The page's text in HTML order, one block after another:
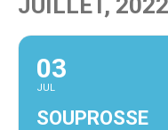
JUILLET, 2022
03
JUL
SOUPROSSE